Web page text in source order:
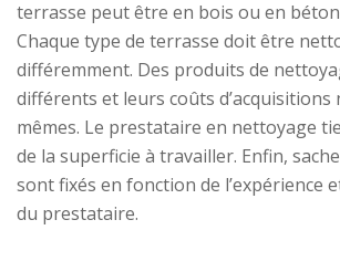
terrasse peut être en bois ou en
Chaque type de terrasse doit être
différemment. Des produits de
différents et leurs coûts d’acquisitions
mêmes. Le prestataire en nettoyage
de la superficie à travailler. Enfin,
sont fixés en fonction de l’expérience
du prestataire.